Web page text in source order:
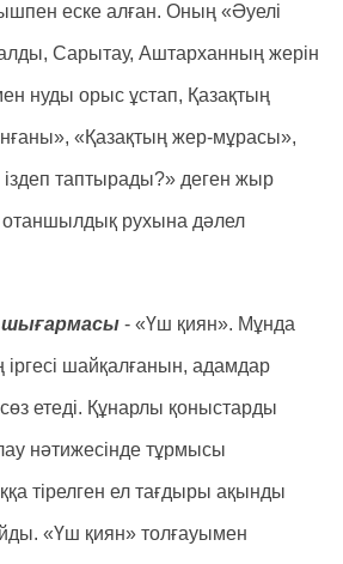
еске алған. Оның «Әуелі
Сарытау, Аштарханның жерін
нуды орыс ұстап, Қазақтың
«Қазақтың жер-мұрасы»,
таптырады?» деген жыр
рухына дәлел
- «Үш қиян». Мұнда
іргесі шайқалғанын, адамдар
етеді. Құнарлы қоныстарды
нәтижесінде тұрмысы
тірелген ел тағдыры ақынды
«Үш қиян» толғауымен